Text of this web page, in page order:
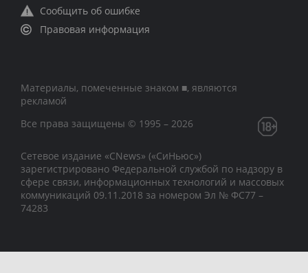
Сообщить об ошибке
Правовая информация
Материалы, помеченные знаком ■, являются
рекламой
Все права защищены © 1995 – 2026
Сетевое издание «CNews» («СиНьюс»)
зарегистрировано Федеральной службой по надзору в
сфере связи, информационных технологий и массовых
коммуникаций 09.11.2018 за номером Эл № ФС77 –
74283